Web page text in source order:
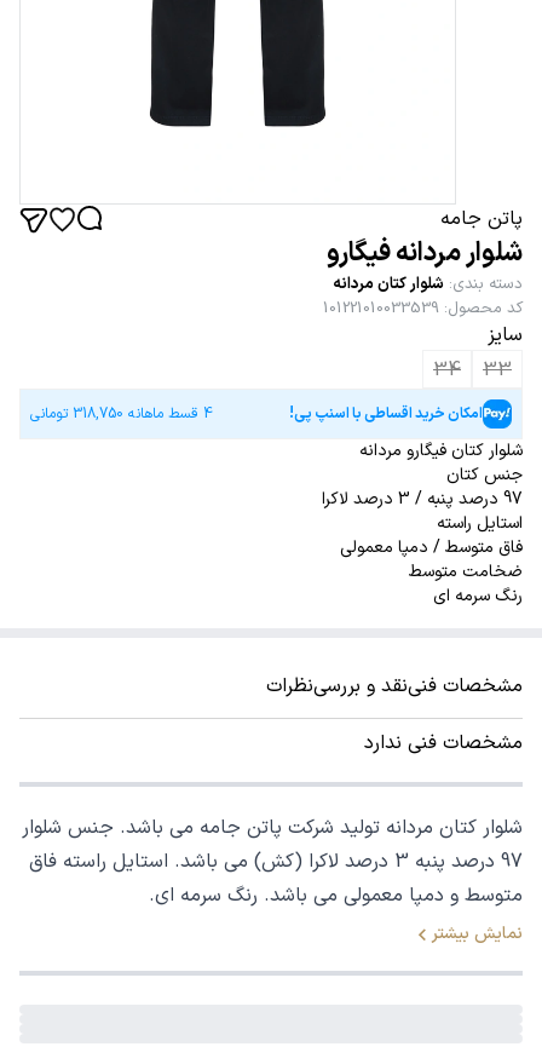
پاتن جامه
شلوار مردانه فیگارو
دسته بندی: شلوار کتان مردانه
کد محصول:
101221010033539
سایز
33
34
امکان خرید اقساطی با اسنپ پی! 4 قسط ماهانه 318,750 تومانی
شلوار کتان فیگارو مردانه
جنس کتان
97 درصد پنبه / 3 درصد لاکرا
استایل راسته
فاق متوسط / دمپا معمولی
ضخامت متوسط
رنگ سرمه ای
مشخصات فنینقد و بررسینظرات
مشخصات فنی ندارد
شلوار کتان مردانه تولید شرکت پاتن جامه می باشد. جنس شلوار
97 درصد پنبه 3 درصد لاکرا (کش) می باشد. استایل راسته فاق
متوسط و دمپا معمولی می باشد. رنگ سرمه ای.
نمایش بیشتر